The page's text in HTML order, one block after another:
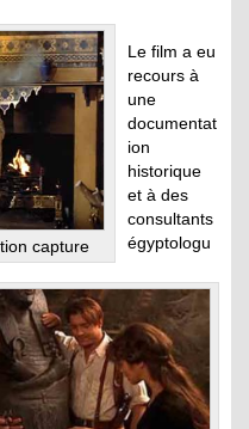
capture
Le film a eu
recours à
une
documentat
ion
historique
et à des
consultants
égyptologu